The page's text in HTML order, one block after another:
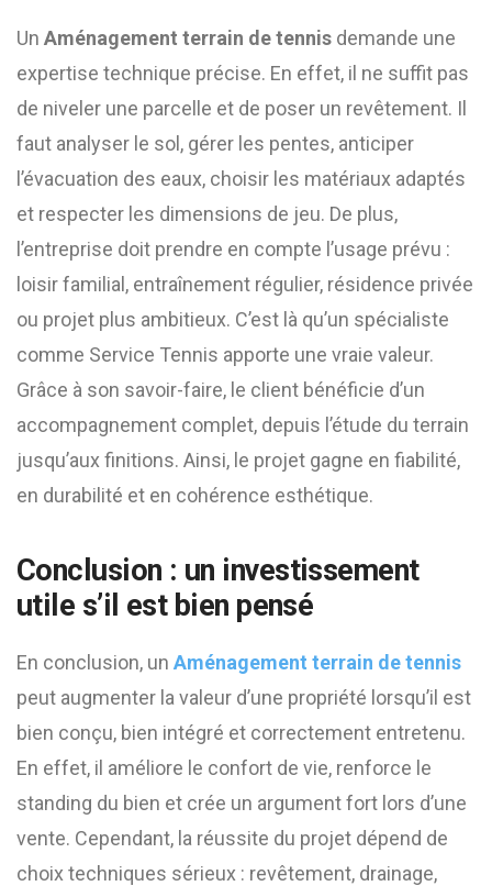
Un Aménagement terrain de tennis demande une
expertise technique précise. En effet, il ne suffit pas
de niveler une parcelle et de poser un revêtement. Il
faut analyser le sol, gérer les pentes, anticiper
l’évacuation des eaux, choisir les matériaux adaptés
et respecter les dimensions de jeu. De plus,
l’entreprise doit prendre en compte l’usage prévu :
loisir familial, entraînement régulier, résidence privée
ou projet plus ambitieux. C’est là qu’un spécialiste
comme Service Tennis apporte une vraie valeur.
Grâce à son savoir-faire, le client bénéficie d’un
accompagnement complet, depuis l’étude du terrain
jusqu’aux finitions. Ainsi, le projet gagne en fiabilité,
en durabilité et en cohérence esthétique.
Conclusion : un investissement
utile s’il est bien pensé
En conclusion, un Aménagement terrain de tennis
peut augmenter la valeur d’une propriété lorsqu’il est
bien conçu, bien intégré et correctement entretenu.
En effet, il améliore le confort de vie, renforce le
standing du bien et crée un argument fort lors d’une
vente. Cependant, la réussite du projet dépend de
choix techniques sérieux : revêtement, drainage,